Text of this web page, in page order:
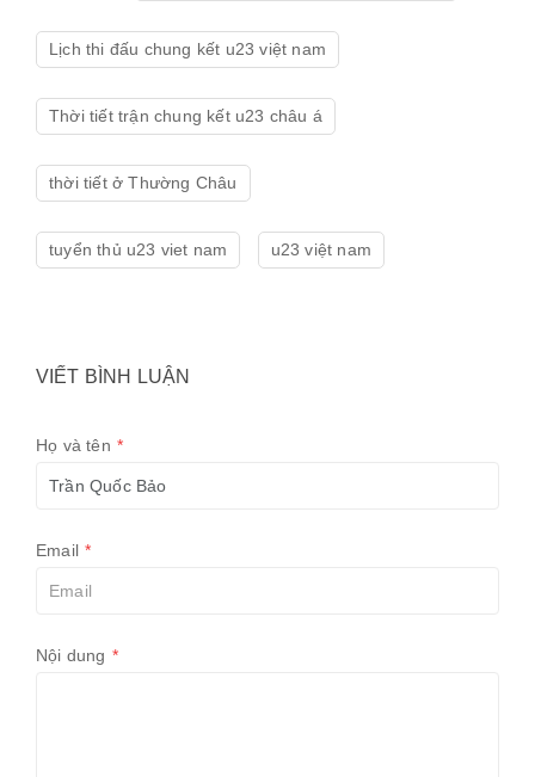
Lịch thi đấu chung kết u23 việt nam
Thời tiết trận chung kết u23 châu á
thời tiết ở Thường Châu
tuyển thủ u23 viet nam u23 việt nam
VIẾT BÌNH LUẬN
Họ và tên *
Email *
Nội dung *